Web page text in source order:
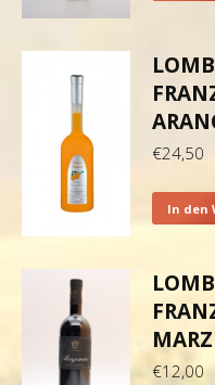
€24,50
In den
€12,00